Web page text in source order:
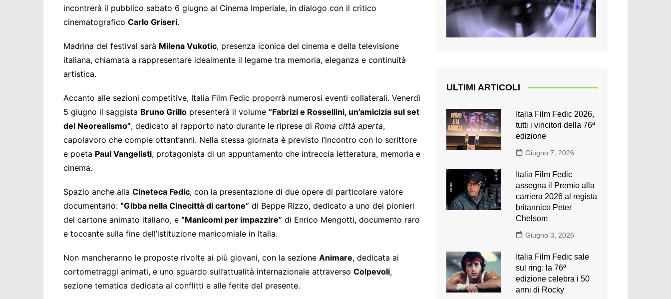
incontrerà il pubblico sabato 6 giugno al Cinema Imperiale, in dialogo con il critico
cinematografico Carlo Griseri.
Madrina del festival sarà Milena Vukotic, presenza iconica del cinema e della televisione
italiana, chiamata a rappresentare idealmente il legame tra memoria, eleganza e continuità
artistica.
Accanto alle sezioni competitive, Italia Film Fedic proporrà numerosi eventi collaterali. Venerdì
5 giugno il saggista Bruno Grillo presenterà il volume “Fabrizi e Rossellini, un’amicizia sul set
del Neorealismo”, dedicato al rapporto nato durante le riprese di Roma città aperta,
capolavoro che compie ottant’anni. Nella stessa giornata è previsto l’incontro con lo scrittore
e poeta Paul Vangelisti, protagonista di un appuntamento che intreccia letteratura, memoria e
cinema.
Spazio anche alla Cineteca Fedic, con la presentazione di due opere di particolare valore
documentario: “Gibba nella Cinecittà di cartone” di Beppe Rizzo, dedicato a uno dei pionieri
del cartone animato italiano, e “Manicomi per impazzire” di Enrico Mengotti, documento raro
e toccante sulla fine dell’istituzione manicomiale in Italia.
Non mancheranno le proposte rivolte ai più giovani, con la sezione Animare, dedicata ai
cortometraggi animati, e uno sguardo sull’attualità internazionale attraverso Colpevoli,
sezione tematica dedicata ai conflitti e alle ferite del presente.
ULTIMI ARTICOLI
Italia Film Fedic 2026,
tutti i vincitori della 76ª
edizione
Giugno 7, 2026
Italia Film Fedic
assegna il Premio alla
carriera 2026 al regista
britannico Peter
Chelsom
Giugno 3, 2026
Italia Film Fedic sale
sul ring: la 76ª
edizione celebra i 50
anni di Rocky